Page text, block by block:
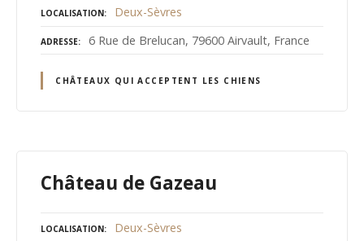
LOCALISATION Deux-Sèvres
ADRESSE 6 Rue de Brelucan, 79600 Airvault, France
CHÂTEAUX QUI ACCEPTENT LES CHIENS
Château de Gazeau
LOCALISATION Deux-Sèvres